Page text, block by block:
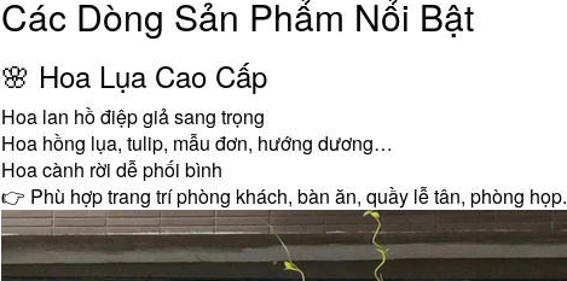
Các Dòng Sản Phẩm Nổi Bật
🌸 Hoa Lụa Cao Cấp
Hoa lan hồ điệp giả sang trọng
Hoa hồng lụa, tulip, mẫu đơn, hướng dương…
Hoa cành rời dễ phối bình
👉 Phù hợp trang trí phòng khách, bàn ăn, quầy lễ tân, phòng họp.